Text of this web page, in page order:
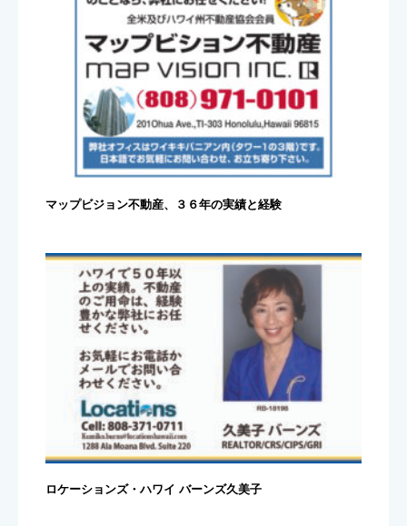
マップビジョン不動産、３６年の実績と経験
ロケーションズ・ハワイ バーンズ久美子